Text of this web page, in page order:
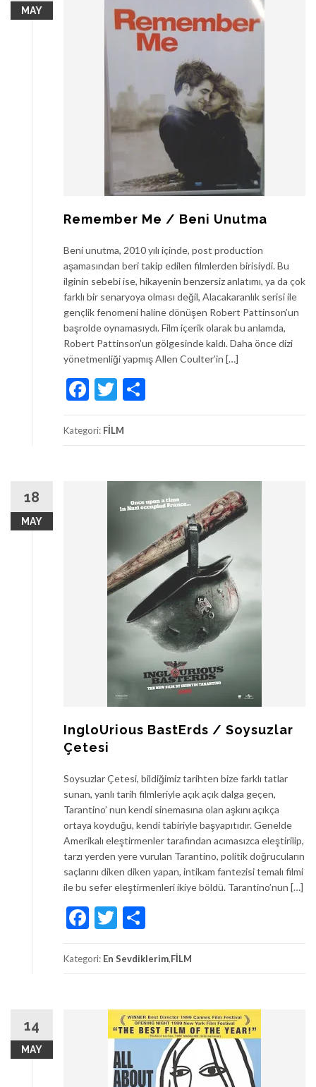
MAY
Remember Me / Beni Unutma
Beni unutma, 2010 yılı içinde, post production
aşamasından beri takip edilen filmlerden birisiydi. Bu
ilginin sebebi ise, hikayenin benzersiz anlatımı, ya da çok
farklı bir senaryoya olması değil, Alacakaranlık serisi ile
gençlik fenomeni haline dönüşen Robert Pattinson’un
başrolde oynamasıydı. Film içerik olarak bu anlamda,
Robert Pattinson’un gölgesinde kaldı. Daha önce dizi
yönetmenliği yapmış Allen Coulter’in […]
Facebook
Twitter
Kategori: FİLM
18
MAY
IngloUrious BastErds / Soysuzlar
Çetesi
Soysuzlar Çetesi, bildiğimiz tarihten bize farklı tatlar
sunan, yanlı tarih filmleriyle açık açık dalga geçen,
Tarantino’ nun kendi sinemasına olan aşkını açıkça
ortaya koyduğu, kendi tabiriyle başyapıtıdır. Genelde
Amerikalı eleştirmenler tarafından acımasızca eleştirilip,
tarzı yerden yere vurulan Tarantino, politik doğrucuların
saçlarını diken diken yapan, intikam fantezisi temalı filmi
ile bu sefer eleştirmenleri ikiye böldü. Tarantino’nun […]
Facebook
Twitter
Kategori: En Sevdiklerim,FİLM
14
MAY